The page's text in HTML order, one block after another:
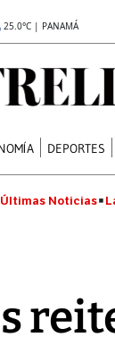
25.0°C | PANAMÁ
DEPORTES
Últimas Noticias